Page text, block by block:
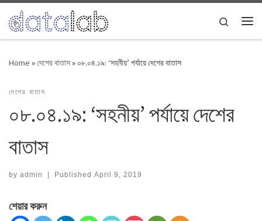
Skip to content
Search
Home »দেশের বাতাস» ০৮.০৪.১৯: ‘সহনীয়’ পর্যায়ে দেশের বাতাস
দেশের বাতাস
০৮.০৪.১৯: ‘সহনীয়’ পর্যায়ে দেশের
বাতাস
by admin | Published April 9, 2019
শেয়ার করুন